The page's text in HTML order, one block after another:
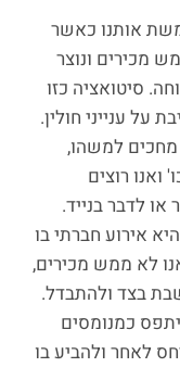
אותנו כאשר
מכירים ונוצר
סיטואציה כזו
ענייני חולין.
למשהו,
ואנו רוצים
לדבר בנייד.
אירוע חברתי בו
לא ממש מכירים,
בצד ולהתבדל.
כמנומסים
לאחר ולהביע בו